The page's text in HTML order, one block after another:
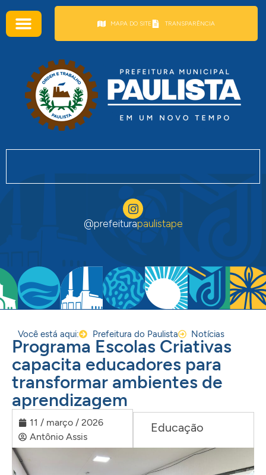
MAPA DO SITE TRANSPARÊNCIA
@prefeiturapaulistape
Você está aqui: Prefeitura do Paulista Notícias
Programa Escolas Criativas
capacita educadores para
transformar ambientes de
aprendizagem
11 / março / 2026
Antônio Assis
Educação